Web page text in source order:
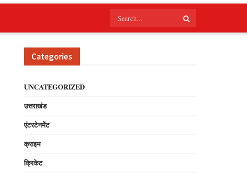
Categories
UNCATEGORIZED
उत्तराखंड
एंटरटेनमेंट
क्राइम
क्रिकेट